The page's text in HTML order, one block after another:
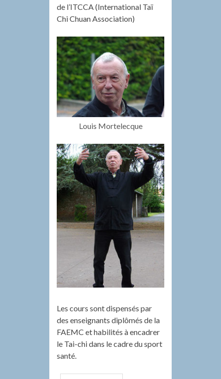
de l’ITCCA (International Taï
Chi Chuan Association)
Louis Mortelecque
Les cours sont dispensés par
des enseignants diplômés de la
FAEMC et habilités à encadrer
le Tai-chi dans le cadre du sport
santé.